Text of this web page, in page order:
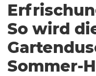
So wird
Sommer-